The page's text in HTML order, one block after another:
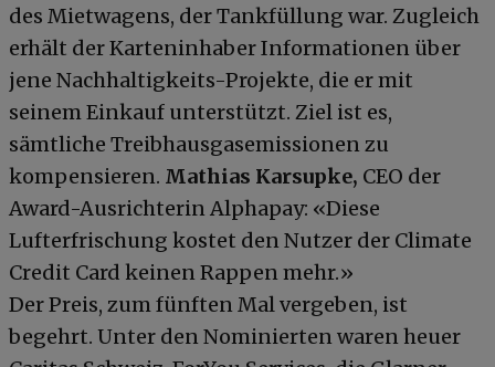
des Mietwagens, der Tankfüllung war. Zugleich
erhält der Karteninhaber Informationen über
jene Nachhaltigkeits-Projekte, die er mit
seinem Einkauf unterstützt. Ziel ist es,
sämtliche Treibhausgasemissionen zu
kompensieren. Mathias Karsupke, CEO der
Award-Ausrichterin Alphapay: «Diese
Lufterfrischung kostet den Nutzer der Climate
Credit Card keinen Rappen mehr.»
Der Preis, zum fünften Mal vergeben, ist
begehrt. Unter den Nominierten waren heuer